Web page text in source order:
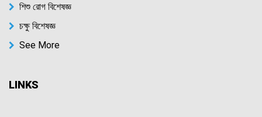
শিশু রোগ বিশেষজ্ঞ
চক্ষু বিশেষজ্ঞ
See More
LINKS